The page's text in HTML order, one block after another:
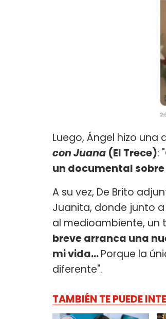
Luego, Ángel hizo
con Juana (El Trece): "
un documental
A su vez, De Brito
Juanita, donde junto
al medioambiente, un
breve arranca una
mi vida...Porque la
diferente".
TAMBIÉN TE PUEDE